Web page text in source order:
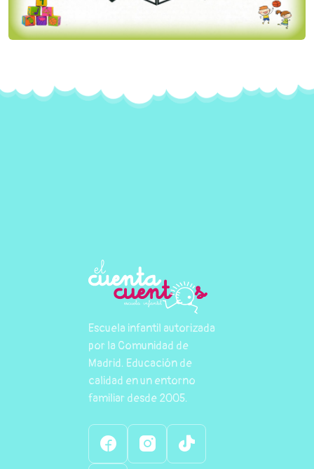
Escuela infantil autorizada
por la Comunidad de
Madrid. Educación de
calidad en un entorno
familiar desde 2005.